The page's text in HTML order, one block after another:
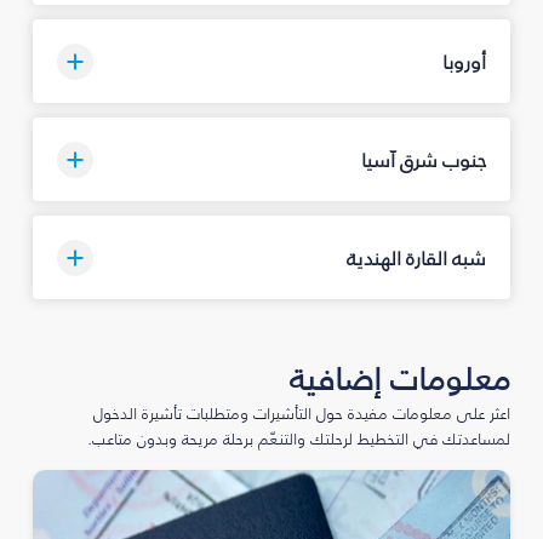
أوروبا
جنوب شرق آسيا
شبه القارة الهندية
معلومات إضافية
اعثر على معلومات مفيدة حول التأشيرات ومتطلبات تأشيرة الدخول
لمساعدتك في التخطيط لرحلتك والتنعّم برحلة مريحة وبدون متاعب.